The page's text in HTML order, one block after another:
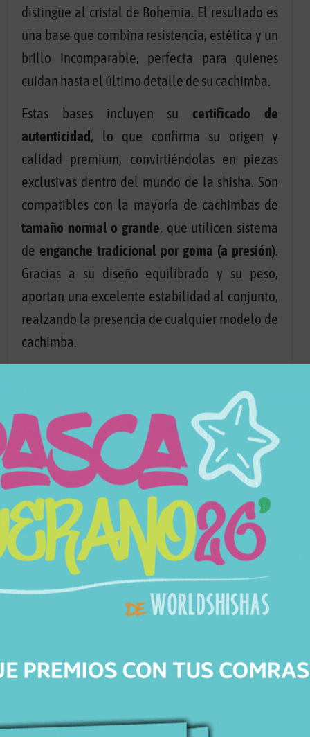
distingue al cristal de Bohemia. El resultado es
una base que combina resistencia, estética y un
brillo incomparable, perfecta para quienes
cuidan hasta el último detalle de su cachimba.
Estas bases incluyen su certificado de
autenticidad , lo que confirma su origen y
calidad premium, convirtiéndolas en piezas
exclusivas dentro del mundo de la shisha. Son
compatibles con la mayoría de cachimbas de
tamaño normal o grande, que utilicen sistema
de enganche tradicional por goma (a presión).
Gracias a su diseño equilibrado y su peso,
aportan una excelente estabilidad al conjunto,
realzando la presencia de cualquier modelo de
cachimba.
limpiar la base después de cada
uso utilizando productos específicos para
cachimbas. Evita los cambios bruscos de
temperatura para conservar su integridad: usa
siempreagua templada, nunca muy caliente, y
asegúrate de secarla correctamente.
Con una base Caesar Crystal Bohemiae, tu
cachimba no solo destacará por su rendimiento,
sino también por su elegancia. Una auténtica
obra de arte que combina tradición, lujo y